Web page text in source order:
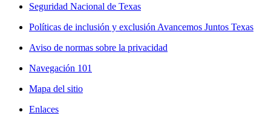
Seguridad Nacional de Texas
Políticas de inclusión y exclusión Avancemos Juntos Texas
Aviso de normas sobre la privacidad
Navegación 101
Mapa del sitio
Enlaces